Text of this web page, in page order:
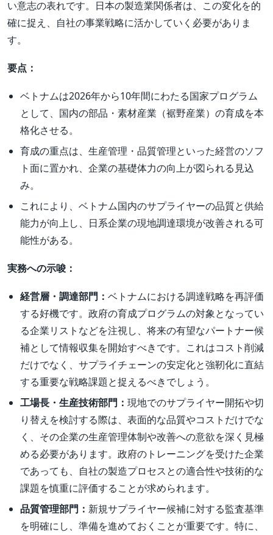
い意志の表れです。日本の製造業関係者は、この変化を的
確に捉え、自社の事業戦略に活かしていく必要がありま
す。
要点：
ベトナムは2026年から10年間にわたる国家プログラム
として、国内の部品・素材産業（裾野産業）の育成を本
格化させる。
育成の重点は、生産管理・品質管理といった経営のソフ
ト面に置かれ、企業の基礎体力の向上が図られる見込
み。
これにより、ベトナム国内のサプライヤーの品質と供給
能力が向上し、日系企業の現地調達環境が改善される可
能性がある。
実務への示唆：
経営層・調達部門： ベトナムにおける調達戦略を再評価
する好機です。政府の育成プログラムの対象となってい
る企業リストなどを注視し、将来の有望なパートナー候
補として情報収集を開始すべきです。これはコスト削減
だけでなく、サプライチェーンの安定化と強靭化に直結
する重要な戦略課題と捉えるべきでしょう。
工場長・生産技術部門： 現地でのサプライヤー開拓や切
り替えを検討する際は、表面的な品質やコストだけでな
く、その企業の生産管理体制や改善への意欲を深く見極
める必要があります。政府のトレーニングを受けた企業
であっても、自社の製造プロセスとの適合性や技術的な
課題を慎重に評価することが求められます。
品質管理部門： 新規サプライヤー候補に対する監査基準
を明確にし、準備を進めておくことが重要です。特に、